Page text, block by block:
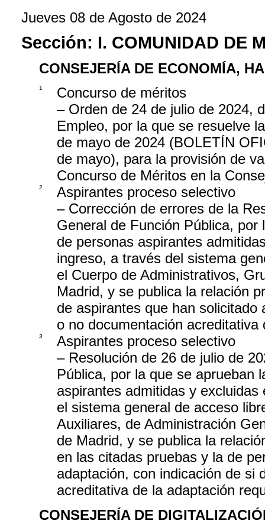
Jueves 08 de Agosto de 2024
Sección: I. COMUNIDAD DE
CONSEJERÍA DE ECONOMÍA,
1
Concurso de méritos
– Orden de 24 de julio de 2024,
Empleo, por la que se resuelve
de mayo de 2024 (BOLETÍN
de mayo), para la provisión de
Concurso de Méritos en la
2
Aspirantes proceso selectivo
– Corrección de errores de la
General de Función Pública,
de personas aspirantes
ingreso, a través del sistema
el Cuerpo de Administrativos,
Madrid, y se publica la relación
de aspirantes que han
o no documentación
3
Aspirantes proceso selectivo
– Resolución de 26 de julio de
Pública, por la que se aprueban
aspirantes admitidas y
el sistema general de acceso
Auxiliares, de Administración
de Madrid, y se publica la
en las citadas pruebas y la de
adaptación, con indicación de si
acreditativa de la adaptación
CONSEJERÍA DE